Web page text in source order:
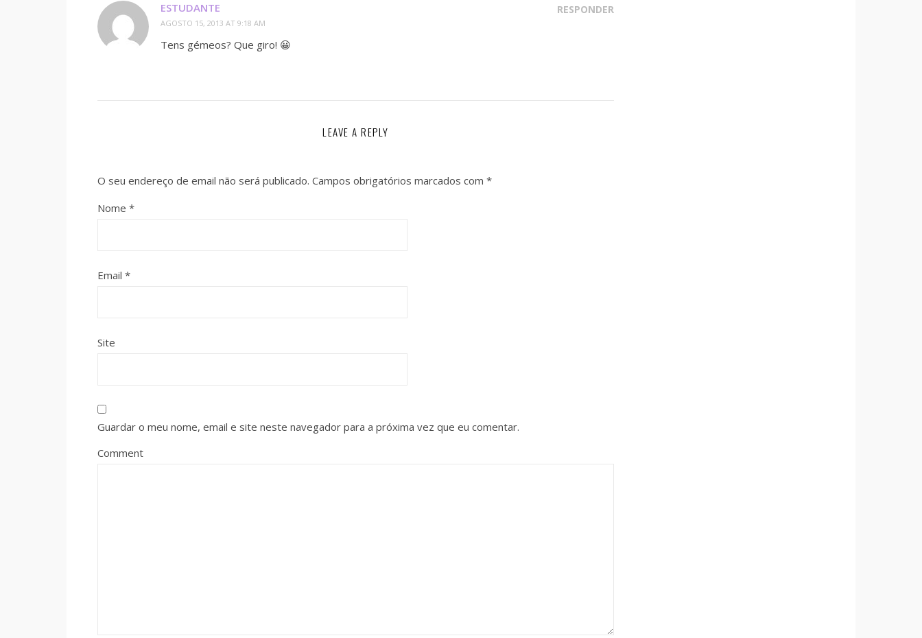
ESTUDANTE
AGOSTO 15, 2013 AT 9:18 AM
RESPONDER
Tens gémeos? Que giro! 😀
LEAVE A REPLY
O seu endereço de email não será publicado. Campos obrigatórios marcados com *
Nome *
Email *
Site
Guardar o meu nome, email e site neste navegador para a próxima vez que eu comentar.
Comment